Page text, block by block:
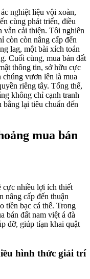
nghiệt liệu vội xoàn,
cùng phát triển, điều
vẫn cải thiện. Tôi nghiên
còn còn nâng cấp đến
lag, một bài xích toán
Cuối cùng, mua bán đất
thông tin, sở hữu cực
chúng vươn lên là mua
riêng tây. Tổng thể,
không chỉ cạnh tranh
lại tiêu chuẩn đến
mua bán
cực nhiều lợi ích thiết
nâng cấp đến thuận
tiền bạc cá thể. Trong
bán đất nam việt á đà
đỡ, giúp tíạn khai quật
hình thức giải trí